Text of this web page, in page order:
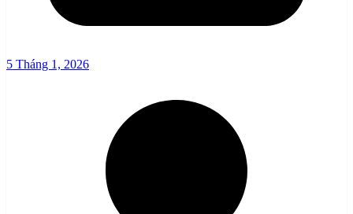
5 Tháng 1, 2026